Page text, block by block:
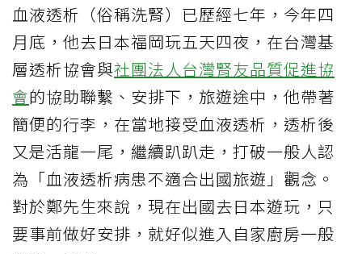
血液透析（俗稱洗腎）已歷經七年，今年四
月底，他去日本福岡玩五天四夜，在台灣基
層透析協會與社團法人台灣腎友品質促進協
會的協助聯繫、安排下，旅遊途中，他帶著
簡便的行李，在當地接受血液透析，透析後
又是活龍一尾，繼續趴趴走，打破一般人認
為「血液透析病患不適合出國旅遊」觀念。
對於鄭先生來說，現在出國去日本遊玩，只
要事前做好安排，就好似進入自家廚房一般